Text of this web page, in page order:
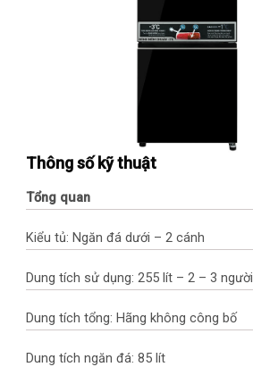
Thông số kỹ thuật
Tổng quan
Kiểu tủ: Ngăn đá dưới – 2 cánh
Dung tích sử dụng: 255 lít – 2 – 3 người
Dung tích tổng: Hãng không công bố
Dung tích ngăn đá: 85 lít